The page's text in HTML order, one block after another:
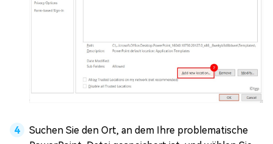
Suchen Sie den Ort, an dem Ihre problematische